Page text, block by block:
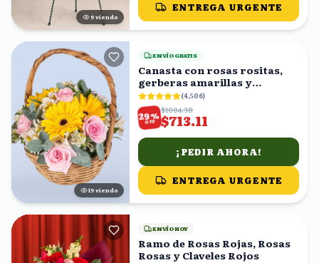
8 viendo
ENTREGA URGENTE
19 viendo
ENVÍO GRATIS
Canasta con rosas rositas,
gerberas amarillas y
astromelias blancas
(4,506)
29%
OFF
$1004.38
$713.11
¡PEDIR AHORA!
ENTREGA URGENTE
ENVÍO HOY
Ramo de Rosas Rojas, Rosas
Rosas y Claveles Rojos